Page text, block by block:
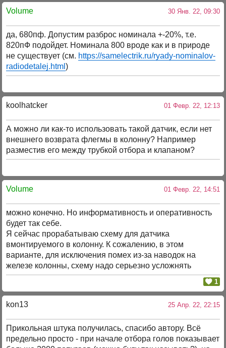
Volume 30 Янв. 22, 09:30
да, 680пф. Допустим разброс номинала +-20%, т.е.
820пФ подойдет. Номинала 800 вроде как и в природе
не существует (см. https://samelectrik.ru/ryady-nominalov-
radiodetalej.html)
koolhatcker 01 Февр. 22, 12:13
А можно ли как-то использовать такой датчик, если нет
внешнего возврата флегмы в колонну? Например
разместив его между трубкой отбора и клапаном?
Volume 01 Февр. 22, 14:51
можно конечно. Но информативность и оперативность
будет так себе.
Я сейчас прорабатываю схему для датчика
вмонтируемого в колонну. К сожалению, в этом
варианте, для исключения помех из-за наводок на
железе колонны, схему надо серьезно усложнять
1
kon13 25 Апр. 22, 22:15
Прикольная штука получилась, спасибо автору. Всё
предельно просто - при начале отбора голов показывает